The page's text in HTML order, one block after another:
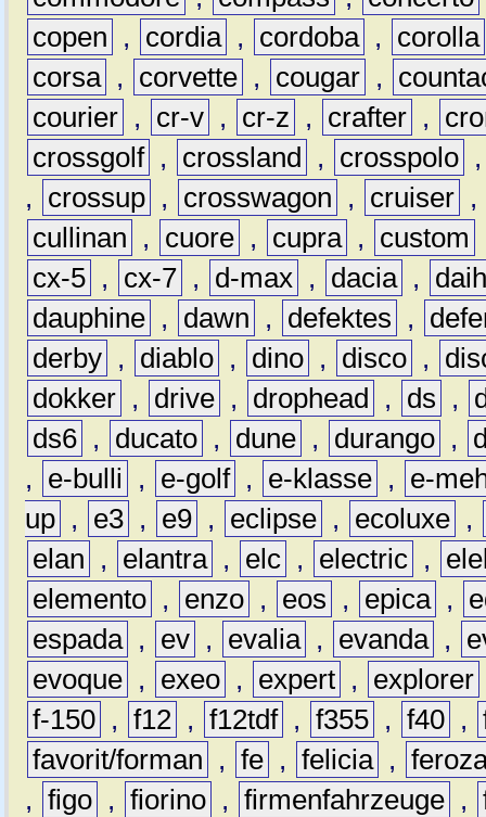
copen
, cordia , cordoba ,
corolla
corsa , corvette , cougar ,
courier , cr-v , cr-z , crafter ,
crossgolf , crossland , crosspolo
,
crossup , crosswagon , cruiser ,
cullinan
, cuore , cupra , custom
cx-5 , cx-7 , d-max , dacia ,
dauphine , dawn , defektes ,
derby , diablo , dino , disco ,
dokker , drive , drophead , ds ,
ds6 , ducato , dune , durango ,
,
e-bulli , e-golf , e-klasse ,
e-
up , e3 , e9 , eclipse , ecoluxe ,
elan
, elantra , elc , electric ,
elemento , enzo , eos , epica ,
espada , ev , evalia , evanda ,
evoque , exeo , expert , explorer
f-150 , f12 , f12tdf , f355 , f40 ,
favorit/forman
, fe , felicia ,
, figo , fiorino , firmenfahrzeuge ,